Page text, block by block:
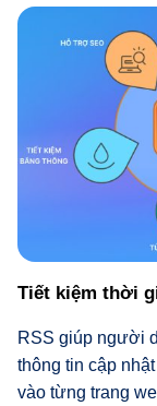
Tiết kiệm thời
RSS giúp người
thông tin cập
vào từng trang